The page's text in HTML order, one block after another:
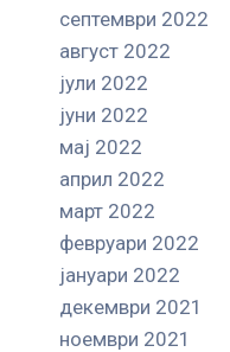
септември 2022
август 2022
јули 2022
јуни 2022
мај 2022
април 2022
март 2022
февруари 2022
јануари 2022
декември 2021
ноември 2021